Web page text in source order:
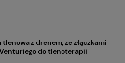
tlenowa z drenem, ze złączkami
Venturiego do tlenoterapii